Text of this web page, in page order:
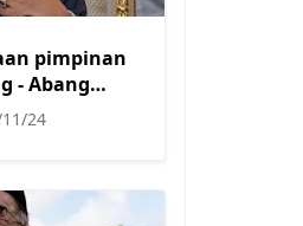
pimpinan
- Abang
24